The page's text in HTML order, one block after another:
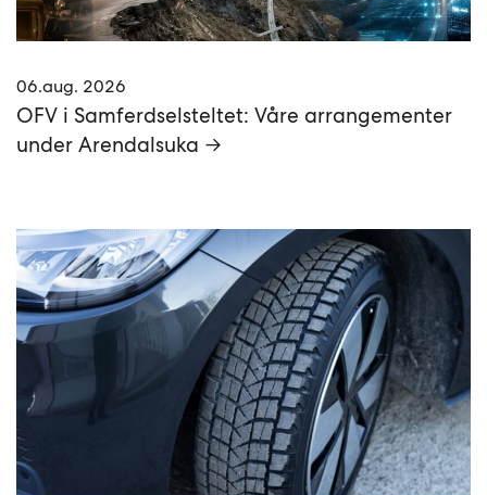
06.aug. 2026
OFV i Samferdselsteltet: Våre arrangementer
under Arendalsuka →